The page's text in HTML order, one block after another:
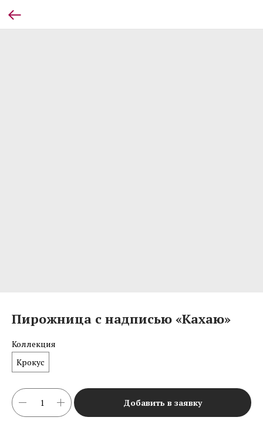
Пирожница с надписью «Кахаю»
Коллекция
Крокус
Добавить в заявку